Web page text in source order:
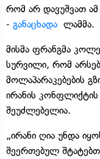
რომ არ დავუშვათ
- განაცხადა ლამმა.
მისმა ფრანგმა
სურვილი, რომ
მოლაპარაკებების
ირანის კონფლიქტის
შეუძლებელია.
„ირანი ღია უნდა
შეერთებულ